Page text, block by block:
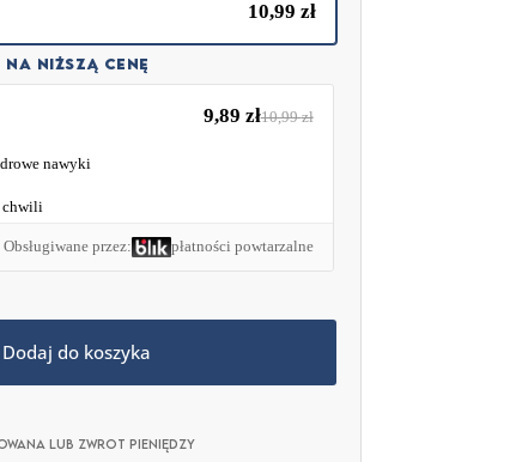
10,99 zł
NA NIŻSZĄ CENĘ
9,89 zł10,99zł
nawyki
chwili
Obsługiwane przez: płatności powtarzalne
Dodaj do koszyka
lub zwrot pieniędzy